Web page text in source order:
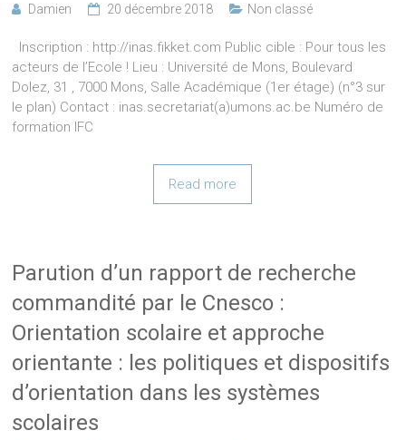
Damien 20 décembre 2018 Non classé
Inscription : http://inas.fikket.com Public cible : Pour tous les
acteurs de l’Ecole ! Lieu : Université de Mons, Boulevard
Dolez, 31 , 7000 Mons, Salle Académique (1er étage) (n°3 sur
le plan) Contact : inas.secretariat(a)umons.ac.be Numéro de
formation IFC
Read more
Parution d’un rapport de recherche
commandité par le Cnesco :
Orientation scolaire et approche
orientante : les politiques et dispositifs
d’orientation dans les systèmes
scolaires